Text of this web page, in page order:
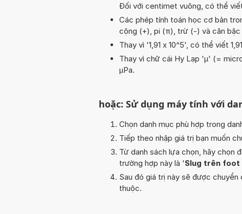
Đối với centimet vuông, có thể
Các phép tính toán học cơ bản
cộng (+), pi (π), trừ (-) và căn
Thay vì '1,91 x 10^5', có thể viết
Thay vì chữ cái Hy Lạp 'µ' (=
µPa.
hoặc: Sử dụng máy tính với
Chọn danh mục phù hợp trong
Tiếp theo nhập giá trị bạn muốn
Từ danh sách lựa chọn, hãy chọn
trường hợp này là 'Slug trên foot
Sau đó giá trị này sẽ được
thuộc.